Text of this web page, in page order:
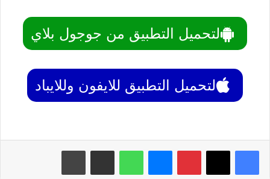
لتحميل التطبيق من جوجول بلاي
لتحميل التطبيق للايفون وللايباد
بينتيريست واتساب